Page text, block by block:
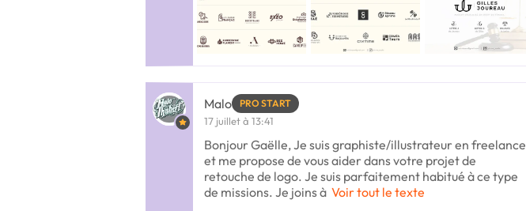
Malo PRO START
17 juillet à 13:41
Bonjour Gaëlle, Je suis graphiste/illustrateur en freelance
et me propose de vous aider dans votre projet de
retouche de logo. Je suis parfaitement habitué à ce type
de missions. Je joins à Voir tout le texte